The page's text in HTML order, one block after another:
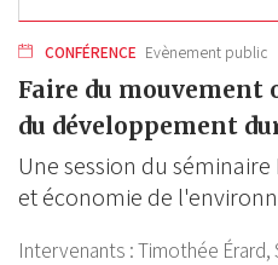
CONFÉRENCE Evènement public
Faire du mouvement
du développement
Une session du
et économie de
Intervenants :Timothée Érard,